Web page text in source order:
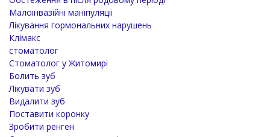
Малоінвазійні маніпуляції
Лікування гормональних нарушень
Клімакс
стоматолог
Стоматолог у Житомирі
Болить зуб
Лікувати зуб
Видалити зуб
Поставити коронку
Зробити ренген